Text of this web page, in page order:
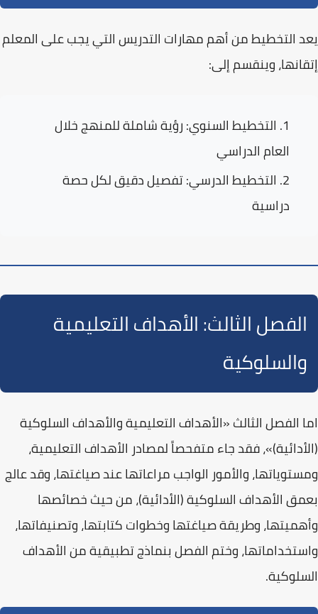
يعد التخطيط منأهم مهارات التدريسالتي يجب على المعلم
إتقانها، وينقسم إلى:
التخطيط السنوي:رؤية شاملة للمنهج خلال
العام الدراسي
التخطيط الدرسي:تفصيل دقيق لكل حصة
دراسية
الفصل الثالث: الأهداف التعليمية
والسلوكية
اما الفصل الثالث«الأهداف التعليمية والأهداف السلوكية
(الأدائية)»، فقد جاء متفحصاً لمصادر الأهداف التعليمية،
ومستوياتها، والأمور الواجب مراعاتها عند صياغتها، وقد عالج
بعمق الأهداف السلوكية (الأدائية)، من حيث خصائصها
وأهميتها، وطريقة صياغتها وخطوات كتابتها، وتصنيفاتها،
واستخداماتها، وختم الفصل بنماذج تطبيقية من الأهداف
السلوكية.